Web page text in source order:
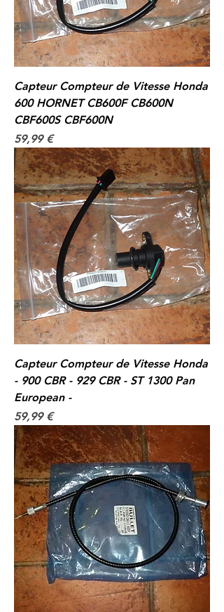
Capteur Compteur de Vitesse Honda
600 HORNET CB600F CB600N
CBF600S CBF600N
Prix
59,99 €
Capteur Compteur de Vitesse Honda
- 900 CBR - 929 CBR - ST 1300 Pan
European -
Prix
59,99 €